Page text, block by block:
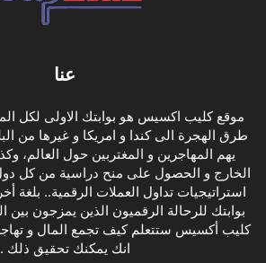
عنا
موقع كليب اكسيس هو بوابتك الاولى لكل
طرق الهجرة الى كندا و امريكا و غيرها من
يهم المهاجرين و المغتربين حول العالم،
الخارج و الحصول على منح دراسية من كل دول
استراتيجيات تداول العملات الرقمية..
بوابتك للرحالة الرقميون الذين يمزجون
كليب أكسيس ستتعلم كيف تجمع المال و
انك يمكنك تحقيق ذلك .